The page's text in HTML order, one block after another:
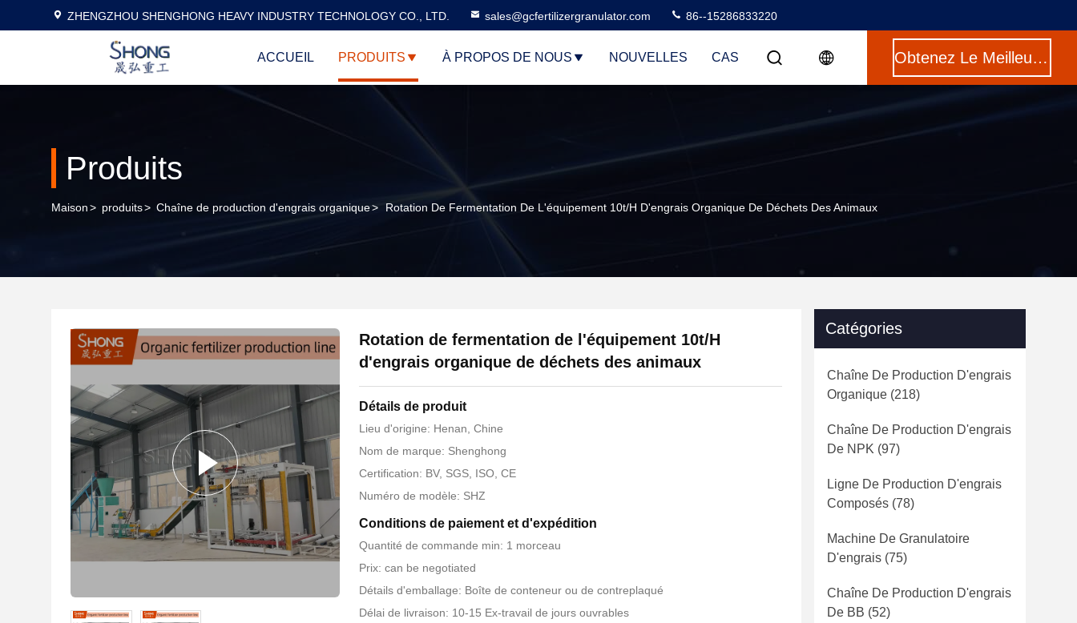
ZHENGZHOU SHENGHONG HEAVY INDUSTRY TECHNOLOGY CO., LTD. sales@gcfertilizergranulator.com 86--15286833220
ACCUEIL PRODUITS À PROPOS DE NOUS NOUVELLES CAS Obtenez Le Meilleur Prix
Produits
Maison> produits> Chaîne de production d'engrais organique> Rotation De Fermentation De L'équipement 10t/H D'engrais Organique De Déchets Des Animaux
Rotation de fermentation de l'équipement 10t/H
d'engrais organique de déchets des animaux
Détails de produit
Lieu d'origine: Henan, Chine
Nom de marque: Shenghong
Certification: BV, SGS, ISO, CE
Numéro de modèle: SHZ
Conditions de paiement et d'expédition
Quantité de commande min: 1 morceau
Prix: can be negotiated
Détails d'emballage: Boîte de conteneur ou de contreplaqué
Délai de livraison: 10-15 Ex-travail de jours ouvrables
Catégories
Chaîne De Production D'engrais
Organique (218)
Chaîne De Production D'engrais
De NPK (97)
Ligne De Production D'engrais
Composés (78)
Machine De Granulatoire
D'engrais (75)
Chaîne De Production D'engrais
De BB (52)